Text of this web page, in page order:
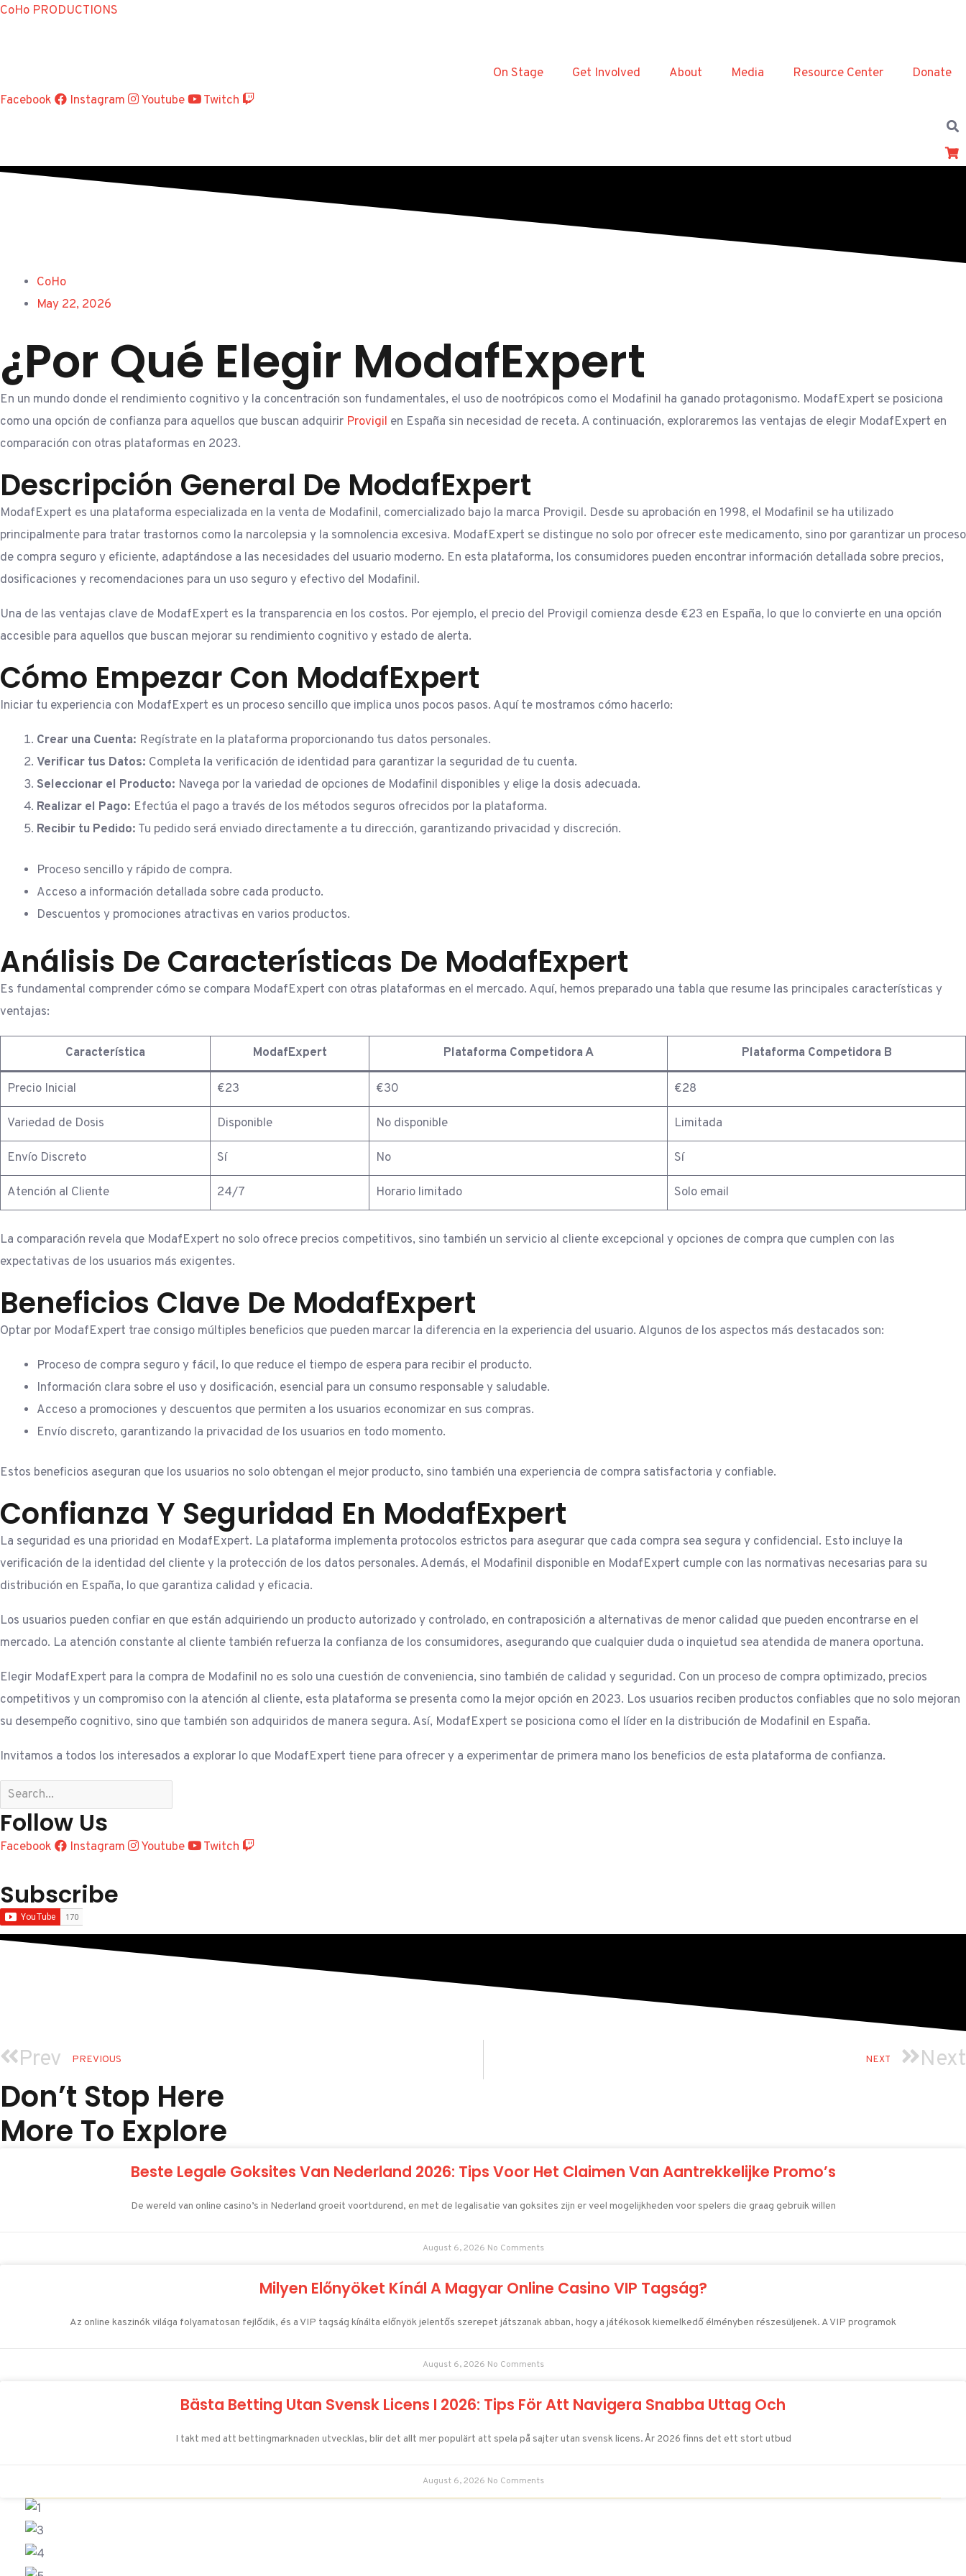
Skip
CoHo PRODUCTIONS
On Stage Get Involved About Media Resource Center
Donate
Facebook
Instagram Youtube Twitch
0
CoHo
May 22, 2026
¿Por Qué Elegir ModafExpert
En un mundo donde el rendimiento cognitivo y la concentración son fundamentales, el uso de nootrópicos como el Modafinil ha ganado protagonismo. ModafExpert se posiciona
como una opción de confianza para aquellos que buscan adquirir Provigil en España sin necesidad de receta. A continuación, exploraremos las ventajas de elegir ModafExpert en
comparación con otras plataformas en 2023.
Descripción General De ModafExpert
ModafExpert es una plataforma especializada en la venta de Modafinil, comercializado bajo la marca Provigil. Desde su aprobación en 1998, el Modafinil se ha utilizado
principalmente para tratar trastornos como la narcolepsia y la somnolencia excesiva. ModafExpert se distingue no solo por ofrecer este medicamento, sino por garantizar un proceso
de compra seguro y eficiente, adaptándose a las necesidades del usuario moderno. En esta plataforma, los consumidores pueden encontrar información detallada sobre precios,
dosificaciones y recomendaciones para un uso seguro y efectivo del Modafinil.
Una de las ventajas clave de ModafExpert es la transparencia en los costos. Por ejemplo, el precio del Provigil comienza desde €23 en España, lo que lo convierte en una opción
accesible para aquellos que buscan mejorar su rendimiento cognitivo y estado de alerta.
Cómo Empezar Con ModafExpert
Iniciar tu experiencia con ModafExpert es un proceso sencillo que implica unos pocos pasos. Aquí te mostramos cómo hacerlo:
Crear una Cuenta: Regístrate en la plataforma proporcionando tus datos personales.
Verificar tus Datos: Completa la verificación de identidad para garantizar la seguridad de tu cuenta.
Seleccionar el Producto: Navega por la variedad de opciones de Modafinil disponibles y elige la dosis adecuada.
Realizar el Pago: Efectúa el pago a través de los métodos seguros ofrecidos por la plataforma.
Recibir tu Pedido: Tu pedido será enviado directamente a tu dirección, garantizando privacidad y discreción.
Proceso sencillo y rápido de compra.
Acceso a información detallada sobre cada producto.
Descuentos y promociones atractivas en varios productos.
Análisis De Características De ModafExpert
Es fundamental comprender cómo se compara ModafExpert con otras plataformas en el mercado. Aquí, hemos preparado una tabla que resume las principales características y
ventajas:
Característica ModafExpert Plataforma Competidora A Plataforma Competidora B
Precio Inicial €23 €30 €28
Variedad de Dosis Disponible No disponible Limitada
Envío Discreto Sí No Sí
Atención al Cliente 24/7 Horario limitado Solo email
La comparación revela que ModafExpert no solo ofrece precios competitivos, sino también un servicio al cliente excepcional y opciones de compra que cumplen con las
expectativas de los usuarios más exigentes.
Beneficios Clave De ModafExpert
Optar por ModafExpert trae consigo múltiples beneficios que pueden marcar la diferencia en la experiencia del usuario. Algunos de los aspectos más destacados son:
Proceso de compra seguro y fácil, lo que reduce el tiempo de espera para recibir el producto.
Información clara sobre el uso y dosificación, esencial para un consumo responsable y saludable.
Acceso a promociones y descuentos que permiten a los usuarios economizar en sus compras.
Envío discreto, garantizando la privacidad de los usuarios en todo momento.
Estos beneficios aseguran que los usuarios no solo obtengan el mejor producto, sino también una experiencia de compra satisfactoria y confiable.
Confianza Y Seguridad En ModafExpert
La seguridad es una prioridad en ModafExpert. La plataforma implementa protocolos estrictos para asegurar que cada compra sea segura y confidencial. Esto incluye la
verificación de la identidad del cliente y la protección de los datos personales. Además, el Modafinil disponible en ModafExpert cumple con las normativas necesarias para su
distribución en España, lo que garantiza calidad y eficacia.
Los usuarios pueden confiar en que están adquiriendo un producto autorizado y controlado, en contraposición a alternativas de menor calidad que pueden encontrarse en el
mercado. La atención constante al cliente también refuerza la confianza de los consumidores, asegurando que cualquier duda o inquietud sea atendida de manera oportuna.
Elegir ModafExpert para la compra de Modafinil no es solo una cuestión de conveniencia, sino también de calidad y seguridad. Con un proceso de compra optimizado, precios
competitivos y un compromiso con la atención al cliente, esta plataforma se presenta como la mejor opción en 2023. Los usuarios reciben productos confiables que no solo mejoran
su desempeño cognitivo, sino que también son adquiridos de manera segura. Así, ModafExpert se posiciona como el líder en la distribución de Modafinil en España.
Invitamos a todos los interesados a explorar lo que ModafExpert tiene para ofrecer y a experimentar de primera mano los beneficios de esta plataforma de confianza.
Follow Us
Facebook Instagram Youtube Twitch
Subscribe
Prev PREVIOUS NEXT Next
Don’t Stop Here
More To Explore
Beste Legale Goksites Van Nederland 2026: Tips Voor Het Claimen Van Aantrekkelijke Promo’s
De wereld van online casino’s in Nederland groeit voortdurend, en met de legalisatie van goksites zijn er veel mogelijkheden voor spelers die graag gebruik willen
August 6, 2026 No Comments
Milyen Előnyöket Kínál A Magyar Online Casino VIP Tagság?
Az online kaszinók világa folyamatosan fejlődik, és a VIP tagság kínálta előnyök jelentős szerepet játszanak abban, hogy a játékosok kiemelkedő élményben részesüljenek. A VIP programok
August 6, 2026 No Comments
Bästa Betting Utan Svensk Licens I 2026: Tips För Att Navigera Snabba Uttag Och
I takt med att bettingmarknaden utvecklas, blir det allt mer populärt att spela på sajter utan svensk licens. År 2026 finns det ett stort utbud
August 6, 2026 No Comments